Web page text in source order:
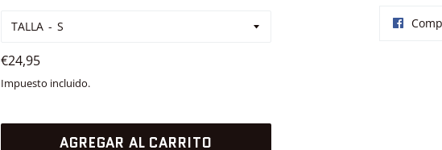
TALLA
Precio
habitual
€24,95
Impuesto incluido.
AGREGAR AL CARRITO